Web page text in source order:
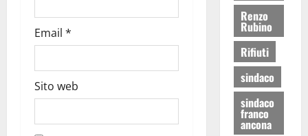
Email *
Sito web
Renzo
Rubino
Rifiuti
sindaco
sindaco
franco
ancona